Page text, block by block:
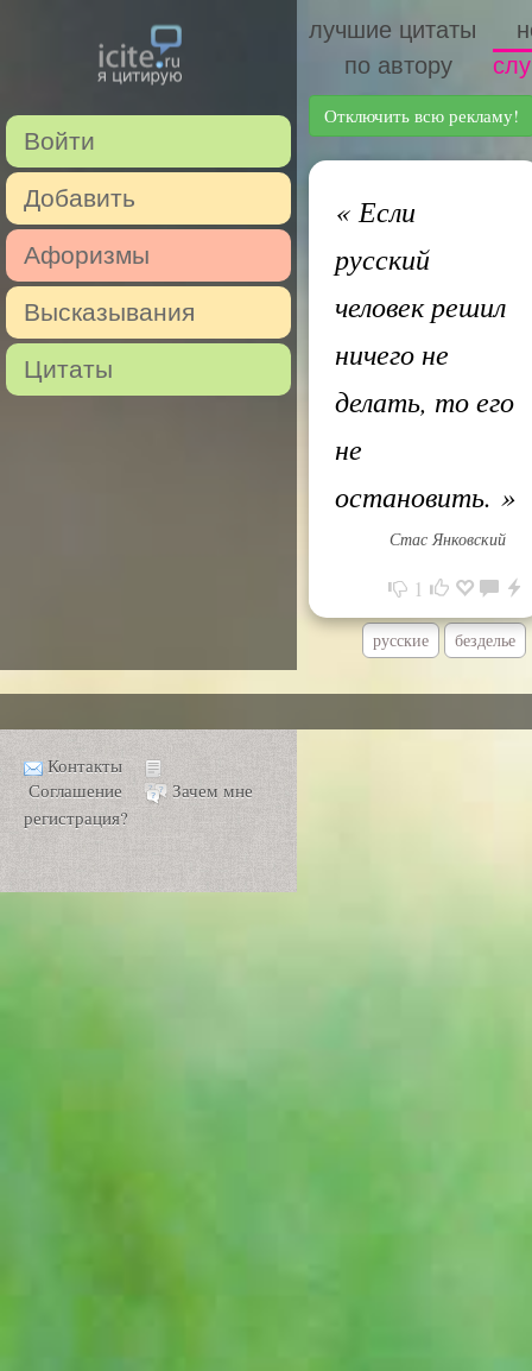
Войти
Добавить
Афоризмы
Высказывания
Цитаты
лучшие цитаты
по автору
Отключить всю рекламу!
«Если
русский
человек решил
ничего не
делать, то его
не
остановить. »
Стас Янковский
1
русские безделье
Контакты
Соглашение
Зачем мне
регистрация?